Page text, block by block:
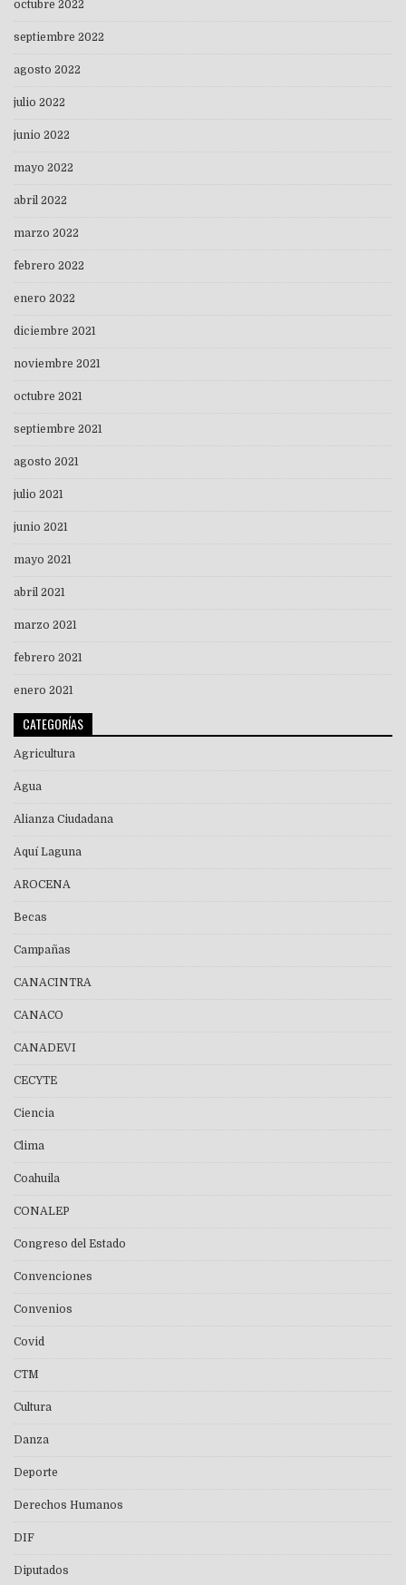
octubre 2022
septiembre 2022
agosto 2022
julio 2022
junio 2022
mayo 2022
abril 2022
marzo 2022
febrero 2022
enero 2022
diciembre 2021
noviembre 2021
octubre 2021
septiembre 2021
agosto 2021
julio 2021
junio 2021
mayo 2021
abril 2021
marzo 2021
febrero 2021
enero 2021
CATEGORÍAS
Agricultura
Agua
Alianza Ciudadana
Aquí Laguna
AROCENA
Becas
Campañas
CANACINTRA
CANACO
CANADEVI
CECYTE
Ciencia
Clima
Coahuila
CONALEP
Congreso del Estado
Convenciones
Convenios
Covid
CTM
Cultura
Danza
Deporte
Derechos Humanos
DIF
Diputados